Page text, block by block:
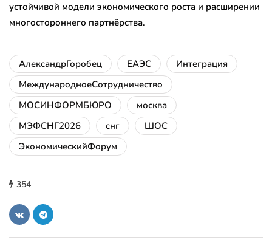
устойчивой модели экономического роста и расширении
многостороннего партнёрства.
АлександрГоробец ЕАЭС
Интеграция
МеждународноеСотрудничество
МОСИНФОРМБЮРО
москва
МЭФСНГ2026
снг
ШОС
ЭкономическийФорум
354